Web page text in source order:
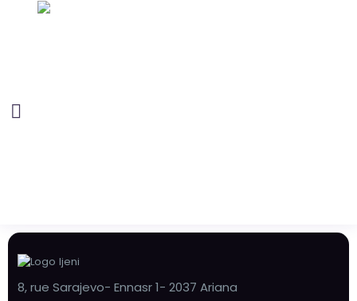
8, rue Sarajevo- Ennasr 1- 2037 Ariana